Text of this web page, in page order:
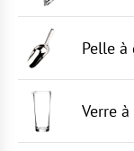
Pelle à
Verre